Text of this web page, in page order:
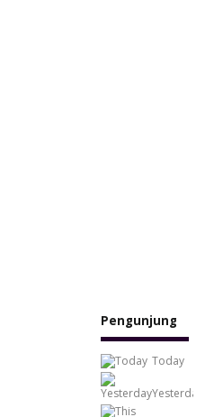
Pengunjung
Today
Yesterday